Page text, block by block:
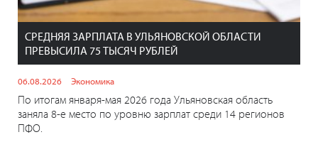
СРЕДНЯЯ ЗАРПЛАТА В УЛЬЯНОВСКОЙ ОБЛАСТИ
ПРЕВЫСИЛА 75 ТЫСЯЧ РУБЛЕЙ
06.08.2026 Экономика
По итогам января-мая 2026 года Ульяновская область
заняла 8-е место по уровню зарплат среди 14 регионов
ПФО.